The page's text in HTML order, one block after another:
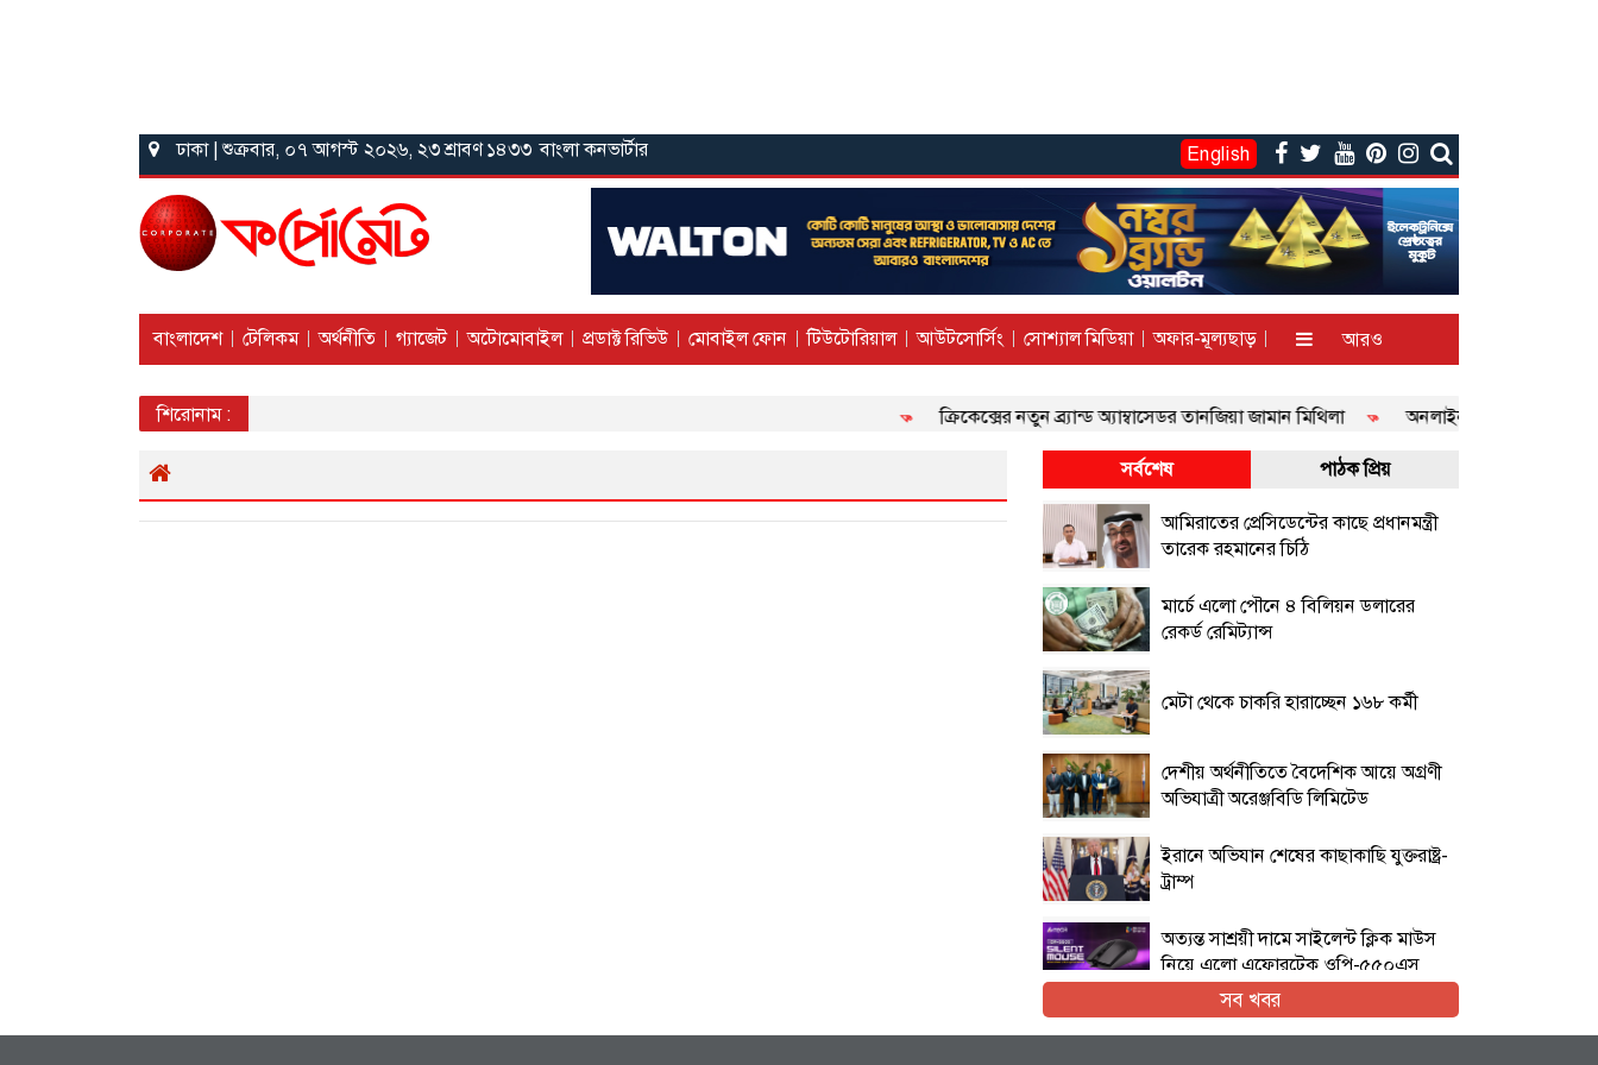
ঢাকা | শুক্রবার, ০৭ আগস্ট ২০২৬, ২৩ শ্রাবণ ১৪৩৩ বাংলা কনভার্টার English
বাংলাদেশ টেলিকম অর্থনীতি গ্যাজেট অটোমোবাইল প্রডাক্ট রিভিউ মোবাইল ফোন টিউটোরিয়াল আউটসোর্সিং সোশ্যাল মিডিয়া অফার-মূল্যছাড় আরও
শিরোনাম : ক্রিকেক্সের নতুন ব্র্যান্ড অ্যাম্বাসেডর তানজিয়া জামান মিথিলা অনলাইন জুয়া ও বেটিং
সর্বশেষ পাঠক প্রিয়
আমিরাতের প্রেসিডেন্টের কাছে প্রধানমন্ত্রী
তারেক রহমানের চিঠি
মার্চে এলো পৌনে ৪ বিলিয়ন ডলারের
রেকর্ড রেমিট্যান্স
মেটা থেকে চাকরি হারাচ্ছেন ১৬৮ কর্মী
দেশীয় অর্থনীতিতে বৈদেশিক আয়ে অগ্রণী
অভিযাত্রী অরেঞ্জবিডি লিমিটেড
ইরানে অভিযান শেষের কাছাকাছি যুক্তরাষ্ট্র-
ট্রাম্প
অত্যন্ত সাশ্রয়ী দামে সাইলেন্ট ক্লিক মাউস
নিয়ে এলো এফোরটেক ওপি-৫৫০এস
ইরান যুদ্ধের প্রসঙ্গ এড়িয়ে যাচ্ছেন ভ্যান্স,
সব খবর